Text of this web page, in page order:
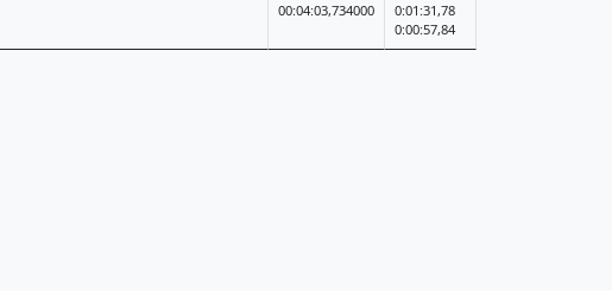
00:04:03,734000
0:01:31,78
0:00:57,84